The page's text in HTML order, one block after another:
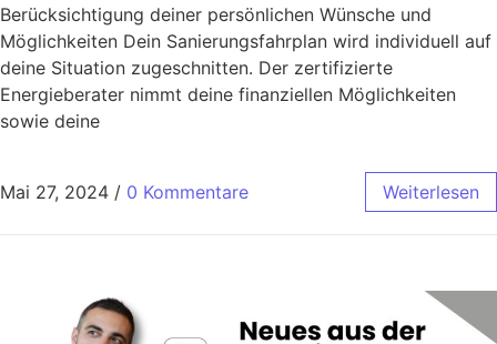
Berücksichtigung deiner persönlichen Wünsche und
Möglichkeiten Dein Sanierungsfahrplan wird individuell auf
deine Situation zugeschnitten. Der zertifizierte
Energieberater nimmt deine finanziellen Möglichkeiten
sowie deine
Mai 27, 2024 / 0 Kommentare Weiterlesen